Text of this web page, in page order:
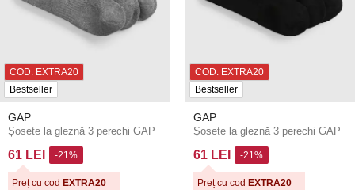
COD: EXTRA20
Bestseller
GAP
Șosete la gleznă 3 perechi GAP
61 LEI -21%
Preț cu cod EXTRA20
COD: EXTRA20
Bestseller
GAP
Șosete la gleznă 3 perechi GAP
61 LEI -21%
Preț cu cod EXTRA20